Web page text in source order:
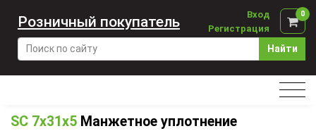
Найти
Вход
Регистрация
0
Розничный покупатель
SC 7x31x5 Манжетное уплотнение